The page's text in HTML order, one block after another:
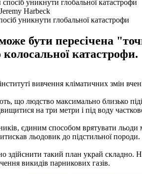
Harbeck
уникнути глобальної катастрофи
бути пересічена
колосальної катастрофи.
вивчення кліматичних змін
що людство максимально близько
на три метри і під воду
єдиним способом врятувати
льодовик до підстильної породи.
здійснити такий план украй складно.
викидів парникових газів.